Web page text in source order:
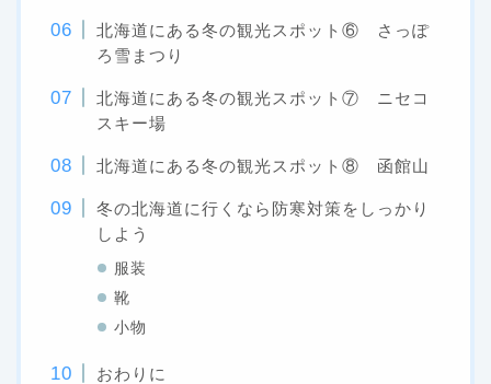
北海道にある冬の観光スポット⑥ さっぽ
ろ雪まつり
北海道にある冬の観光スポット⑦ ニセコ
スキー場
北海道にある冬の観光スポット⑧ 函館山
冬の北海道に行くなら防寒対策をしっかり
しよう
服装
靴
小物
おわりに